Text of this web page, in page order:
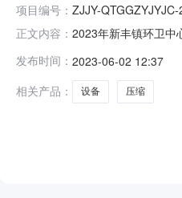
项目编号： ZJJY-QTGGZYJYJC-
正文内容： 2023年新丰镇环卫中
目编号ZJJY-
管理
发布时间： 2023-06-02 12:37
相关产品：
设备 压缩